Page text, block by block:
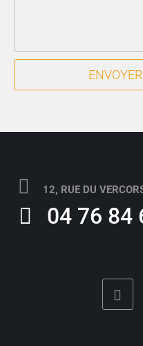
12, RUE DU
04 76 84